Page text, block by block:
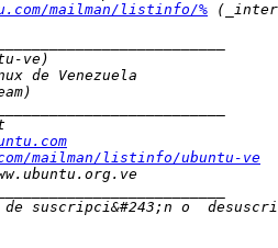
mailman/listinfo/%
mailman/listinfo/ubuntu-ve
suscripci&#243;n o